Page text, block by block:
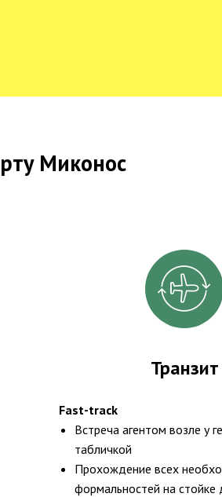
Миконос
Транзит
Fast-track
Встреча агентом возле у
табличкой
Прохождение всех
формальностей на стойке